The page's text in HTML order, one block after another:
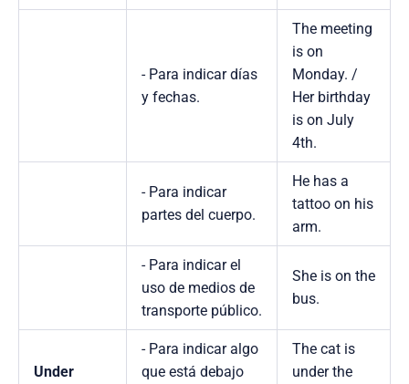
- Para indicar días
y fechas.
The meeting
is on
Monday. /
Her birthday
is on July
4th.
- Para indicar
partes del cuerpo.
He has a
tattoo on his
arm.
- Para indicar el
uso de medios de
transporte público.
She is on the
bus.
Under
- Para indicar algo
que está debajo
The cat is
under the